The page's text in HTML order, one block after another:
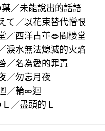
／未能說出的話語
て／以花束替代憎恨
／西洋古董
閣樓堂
淚水無法熄滅的火焰
／名為愛的罪責
／勿忘月夜
／輪∞迴
／盡頭的Ｌ